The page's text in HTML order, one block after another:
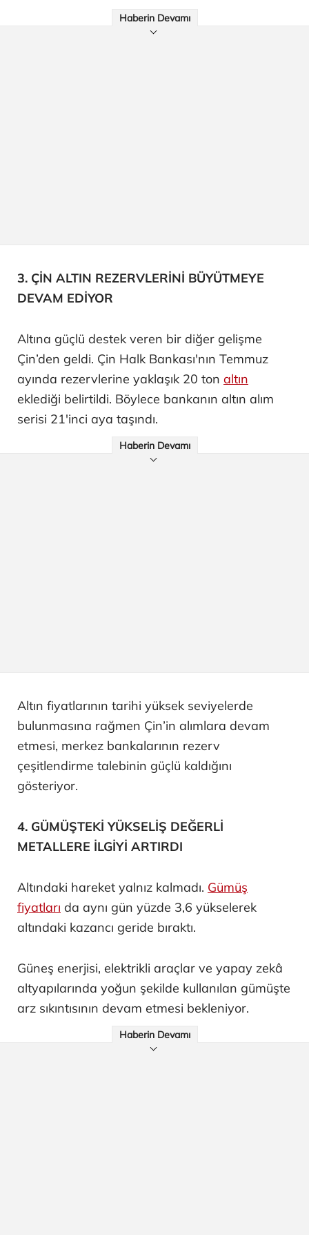
Haberin Devamı
3. ÇİN ALTIN REZERVLERİNİ BÜYÜTMEYE
DEVAM EDİYOR
Altına güçlü destek veren bir diğer gelişme
Çin’den geldi. Çin Halk Bankası'nın Temmuz
ayında rezervlerine yaklaşık 20 ton altın
eklediği belirtildi. Böylece bankanın altın alım
serisi 21'inci aya taşındı.
Haberin Devamı
Altın fiyatlarının tarihi yüksek seviyelerde
bulunmasına rağmen Çin’in alımlara devam
etmesi, merkez bankalarının rezerv
çeşitlendirme talebinin güçlü kaldığını
gösteriyor.
4. GÜMÜŞTEKİ YÜKSELİŞ DEĞERLİ
METALLERE İLGİYİ ARTIRDI
Altındaki hareket yalnız kalmadı. Gümüş
fiyatları da aynı gün yüzde 3,6 yükselerek
altındaki kazancı geride bıraktı.
Güneş enerjisi, elektrikli araçlar ve yapay zekâ
altyapılarında yoğun şekilde kullanılan gümüşte
arz sıkıntısının devam etmesi bekleniyor.
Haberin Devamı